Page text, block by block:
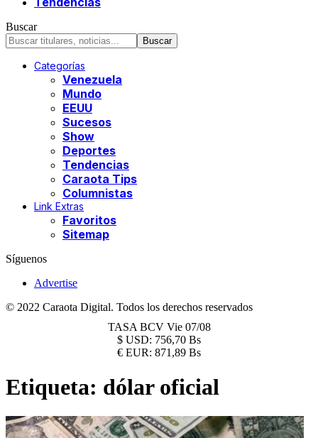
Buscar
Categorías
Venezuela
Mundo
EEUU
Sucesos
Show
Deportes
Tendencias
Caraota Tips
Columnistas
Link Extras
Favoritos
Sitemap
Síguenos
Advertise
© 2022 Caraota Digital. Todos los derechos reservados
TASA BCV Vie 07/08
$ USD: 756,70 Bs
€ EUR: 871,89 Bs
Etiqueta: dólar oficial